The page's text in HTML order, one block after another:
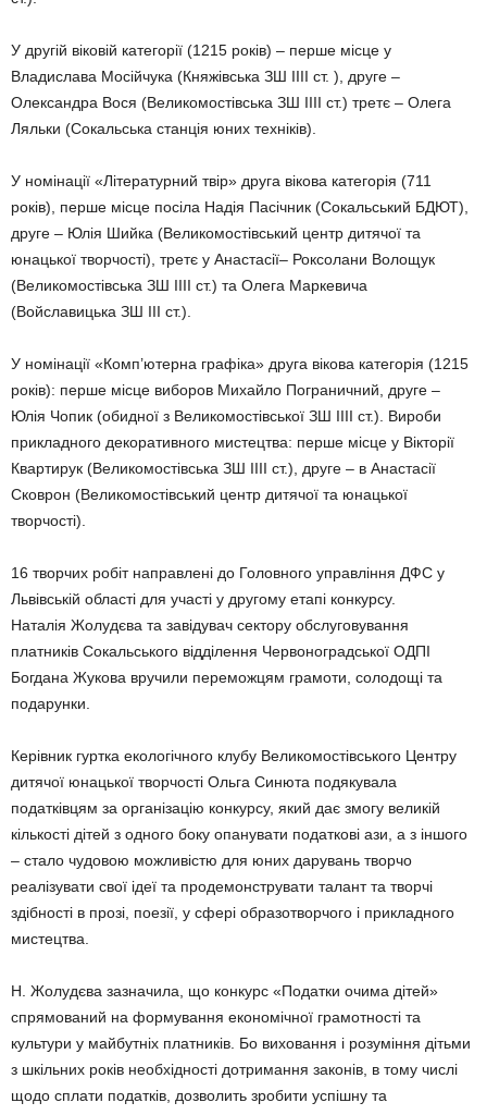
У другій віковій категорії (1215 років) – перше місце у
Владислава Мосійчука (Княжівська ЗШ IIII ст. ), друге –
Олександра Вося (Великомостівська ЗШ IIII ст.) третє – Олега
Ляльки (Сокальська станція юних техніків).
У номінації «Літературний твір» друга вікова категорія (711
років), перше місце посіла Надія Пасічник (Сокальський БДЮТ),
друге – Юлія Шийка (Великомостівський центр дитячої та
юнацької творчості), третє у Анастасії– Роксолани Волощук
(Великомостівська ЗШ IIII ст.) та Олега Маркевича
(Войславицька ЗШ III ст.).
У номінації «Комп’ютерна графіка» друга вікова категорія (1215
років): перше місце виборов Михайло Пограничний, друге –
Юлія Чопик (обидної з Великомостівської ЗШ IIII ст.). Вироби
прикладного декоративного мистецтва: перше місце у Вікторії
Квартирук (Великомостівська ЗШ IIII ст.), друге – в Анастасії
Сковрон (Великомостівський центр дитячої та юнацької
творчості).
16 творчих робіт направлені до Головного управління ДФС у
Львівській області для участі у другому етапі конкурсу.
Наталія Жолудєва та завідувач сектору обслуговування
платників Сокальського відділення Червоноградської ОДПІ
Богдана Жукова вручили переможцям грамоти, солодощі та
подарунки.
Керівник гуртка екологічного клубу Великомостівського Центру
дитячої юнацької творчості Ольга Синюта подякувала
податківцям за організацію конкурсу, який дає змогу великій
кількості дітей з одного боку опанувати податкові ази, а з іншого
– стало чудовою можливістю для юних дарувань творчо
реалізувати свої ідеї та продемонструвати талант та творчі
здібності в прозі, поезії, у сфері образотворчого і прикладного
мистецтва.
Н. Жолудєва зазначила, що конкурс «Податки очима дітей»
спрямований на формування економічної грамотності та
культури у майбутніх платників. Бо виховання і розуміння дітьми
з шкільних років необхідності дотримання законів, в тому числі
щодо сплати податків, дозволить зробити успішну та